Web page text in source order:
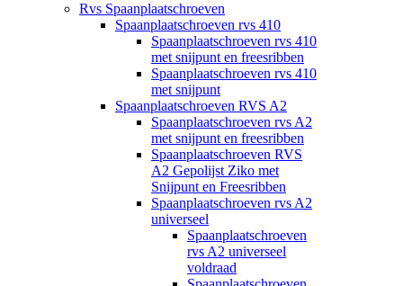
Rvs Spaanplaatschroeven
Spaanplaatschroeven rvs 410
Spaanplaatschroeven rvs 410
met snijpunt en freesribben
Spaanplaatschroeven rvs 410
met snijpunt
Spaanplaatschroeven RVS A2
Spaanplaatschroeven rvs A2
met snijpunt en freesribben
Spaanplaatschroeven RVS
A2 Gepolijst Ziko met
Snijpunt en Freesribben
Spaanplaatschroeven rvs A2
universeel
Spaanplaatschroeven
rvs A2 universeel
voldraad